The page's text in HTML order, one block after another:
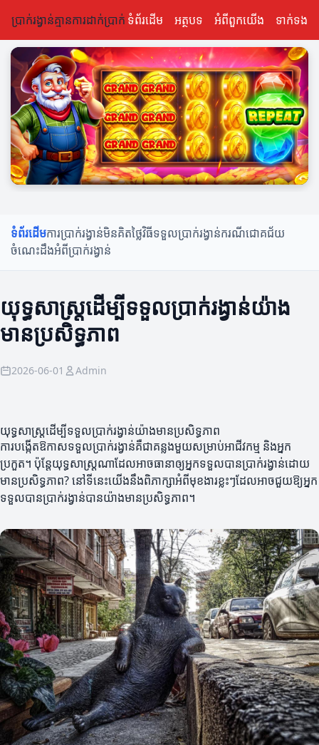
ប្រាក់រង្វាន់គ្មានការដាក់ប្រាក់ ទំព័រដើម អត្ថបទ អំពីពួកយើង ទាក់ទង
ទំព័រដើមការប្រាក់រង្វាន់មិនគិតថ្លៃវិធីទទួលប្រាក់រង្វាន់ករណីជោគជ័យ
ចំណេះដឹងអំពីប្រាក់រង្វាន់
យុទ្ធសាស្ត្រដើម្បីទទួលប្រាក់រង្វាន់យ៉ាង
មានប្រសិទ្ធភាព
2026-06-01 Admin
យុទ្ធសាស្ត្រដើម្បីទទួលប្រាក់រង្វាន់យ៉ាងមានប្រសិទ្ធភាព
ការបង្កើតឱកាសទទួលប្រាក់រង្វាន់គឺជាគន្លងមួយសម្រាប់អាជីវកម្ម និងអ្នក
ប្រកួត។ ប៉ុន្តែយុទ្ធសាស្ត្រណាដែលអាចធានាឲ្យអ្នកទទួលបានប្រាក់រង្វាន់ដោយ
មានប្រសិទ្ធភាព? នៅទីនេះយើងនឹងពិភាក្សាអំពីមុខងារខ្លះៗដែលអាចជួយឱ្យអ្នក
ទទួលបានប្រាក់រង្វាន់បានយ៉ាងមានប្រសិទ្ធភាព។